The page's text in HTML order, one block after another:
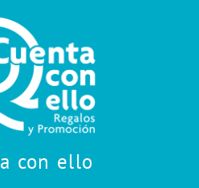
con ello